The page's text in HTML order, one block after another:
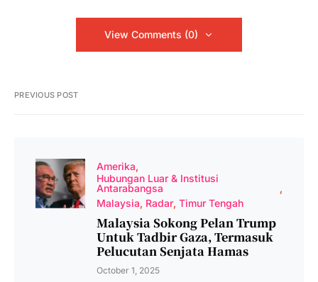
View Comments (0)
PREVIOUS POST
Amerika
Hubungan Luar & Institusi
Antarabangsa
Malaysia Radar Timur Tengah
Malaysia Sokong Pelan Trump
Untuk Tadbir Gaza, Termasuk
Pelucutan Senjata Hamas
October 1, 2025